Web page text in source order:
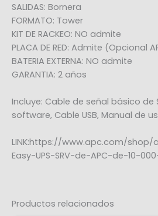
SALIDAS: Bornera
FORMATO: Tower
KIT DE RACKEO: NO admite
PLACA DE RED: Admite (Opcional
BATERIA EXTERNA: NO admite
GARANTIA: 2 años
Incluye: Cable de señal básico de
software, Cable USB, Manual de
LINK:https://www.apc.com/
Easy-UPS-SRV-de-APC-de-10-
Productos relacionados